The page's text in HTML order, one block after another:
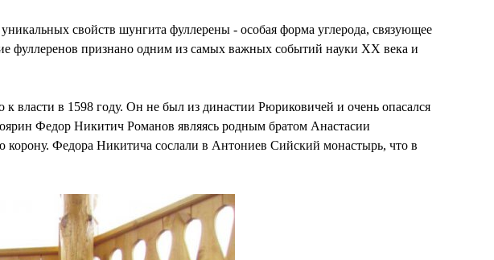
свойств шунгита фуллерены - особая форма углерода, cвязующее
фуллеренов признано одним из самых важных событий науки XX века и
власти в 1598 году. Он не был из династии Рюриковичей и очень опасался
Федор Никитич Романов являясь родным братом Анастасии
Федора Никитича сослали в Антониев Сийский монастырь, что в